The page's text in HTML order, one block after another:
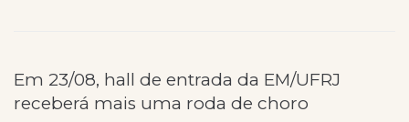
Em 23/08, hall de entrada da EM/UFRJ
receberá mais uma roda de choro